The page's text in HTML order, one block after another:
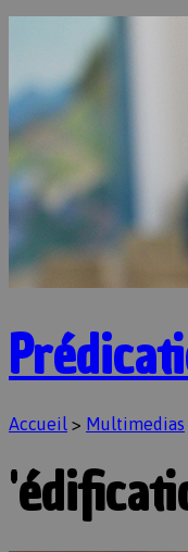
Accueil > Multimedias